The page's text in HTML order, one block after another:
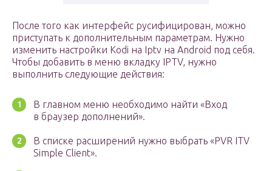
После того как интерфейс русифицирован, можно
приступать к дополнительным параметрам. Нужно
изменить настройки Kodi на Iptv на Android под себя.
Чтобы добавить в меню вкладку IPTV, нужно
выполнить следующие действия:
В главном меню необходимо найти «Вход
в браузер дополнений».
В списке расширений нужно выбрать «PVR ITV
Simple Client».